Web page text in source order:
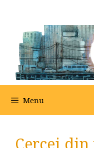
conținut
Menu
Cercei din